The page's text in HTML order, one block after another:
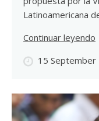
Latinoamericana
Continuar leyendo
15 September